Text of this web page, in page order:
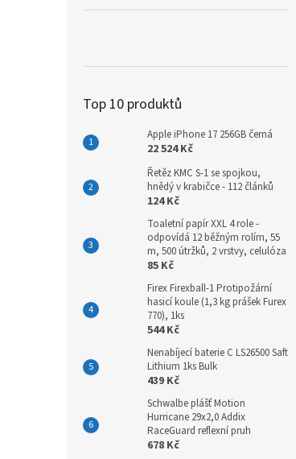
Top 10 produktů
Apple iPhone 17 256GB černá
22 524 Kč
Řetěz KMC S-1 se spojkou,
hnědý v krabičce - 112 článků
124 Kč
Toaletní papír XXL 4 role -
odpovídá 12 běžným rolím, 55
m, 500 útržků, 2 vrstvy, celulóza
85 Kč
Firex Firexball-1 Protipožární
hasicí koule (1,3 kg prášek Furex
770), 1ks
544 Kč
Nenabíjecí baterie C LS26500 Saft
Lithium 1ks Bulk
439 Kč
Schwalbe plášť Motion
Hurricane 29x2,0 Addix
RaceGuard reflexní pruh
678 Kč